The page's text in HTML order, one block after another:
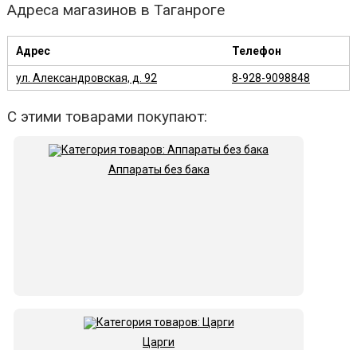
Адреса магазинов в Таганроге
Адрес Телефон
ул. Александровская, д. 92 8-928-9098848
С этими товарами покупают:
Аппараты без бака
Царги